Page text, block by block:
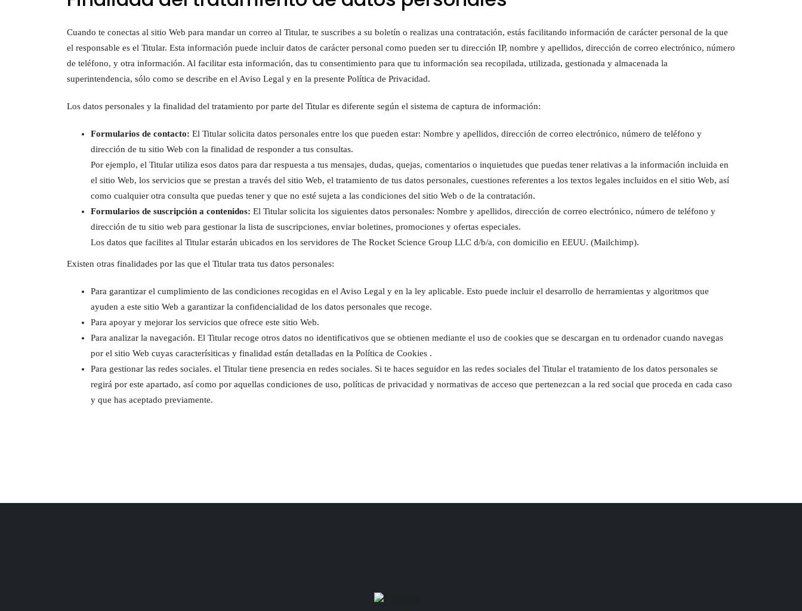
Cuando te conectas al sitio Web para mandar un correo al Titular, te suscribes a su boletín o realizas una contratación, estás facilitando información de carácter personal de la que
el responsable es el Titular. Esta información puede incluir datos de carácter personal como pueden ser tu dirección IP, nombre y apellidos, dirección de correo electrónico, número
de teléfono, y otra información. Al facilitar esta información, das tu consentimiento para que tu información sea recopilada, utilizada, gestionada y almacenada la
superintendencia, sólo como se describe en el Aviso Legal y en la presente Política de Privacidad.
Los datos personales y la finalidad del tratamiento por parte del Titular es diferente según el sistema de captura de información:
Formularios de contacto: El Titular solicita datos personales entre los que pueden estar: Nombre y apellidos, dirección de correo electrónico, número de teléfono y
dirección de tu sitio Web con la finalidad de responder a tus consultas.
Por ejemplo, el Titular utiliza esos datos para dar respuesta a tus mensajes, dudas, quejas, comentarios o inquietudes que puedas tener relativas a la información incluida en
el sitio Web, los servicios que se prestan a través del sitio Web, el tratamiento de tus datos personales, cuestiones referentes a los textos legales incluidos en el sitio Web, así
como cualquier otra consulta que puedas tener y que no esté sujeta a las condiciones del sitio Web o de la contratación.
Formularios de suscripción a contenidos: El Titular solicita los siguientes datos personales: Nombre y apellidos, dirección de correo electrónico, número de teléfono y
dirección de tu sitio web para gestionar la lista de suscripciones, enviar boletines, promociones y ofertas especiales.
Los datos que facilites al Titular estarán ubicados en los servidores de The Rocket Science Group LLC d/b/a, con domicilio en EEUU. (Mailchimp).
Existen otras finalidades por las que el Titular trata tus datos personales:
Para garantizar el cumplimiento de las condiciones recogidas en el Aviso Legal y en la ley aplicable. Esto puede incluir el desarrollo de herramientas y algoritmos que
ayuden a este sitio Web a garantizar la confidencialidad de los datos personales que recoge.
Para apoyar y mejorar los servicios que ofrece este sitio Web.
Para analizar la navegación. El Titular recoge otros datos no identificativos que se obtienen mediante el uso de cookies que se descargan en tu ordenador cuando navegas
por el sitio Web cuyas caracterísiticas y finalidad están detalladas en la Política de Cookies .
Para gestionar las redes sociales. el Titular tiene presencia en redes sociales. Si te haces seguidor en las redes sociales del Titular el tratamiento de los datos personales se
regirá por este apartado, así como por aquellas condiciones de uso, políticas de privacidad y normativas de acceso que pertenezcan a la red social que proceda en cada caso
y que has aceptado previamente.